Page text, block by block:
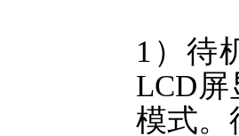
1）待
LCD
模式。